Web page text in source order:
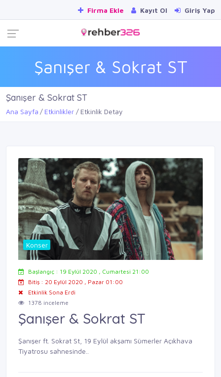
Firma Ekle Kayıt Ol Giriş Yap
Şanışer & Sokrat ST
Şanışer & Sokrat ST
Ana Sayfa Etkinlikler Etkinlik Detay
Konser
Başlangıç : 19 Eylül 2020 , Cumartesi 21:00
Bitiş : 20 Eylül 2020 , Pazar 01:00
Etkinlik Sona Erdi
1378 inceleme
Şanışer & Sokrat ST
Şanışer ft. Sokrat St, 19 Eylül akşamı Sümerler Açıkhava
Tiyatrosu sahnesinde..